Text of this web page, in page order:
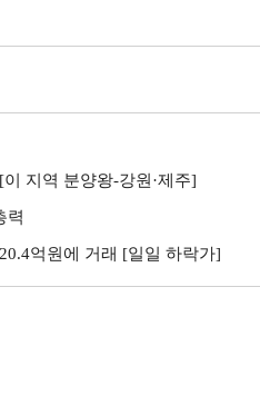
지역 분양왕-강원·제주]
력
억원에 거래 [일일 하락가]